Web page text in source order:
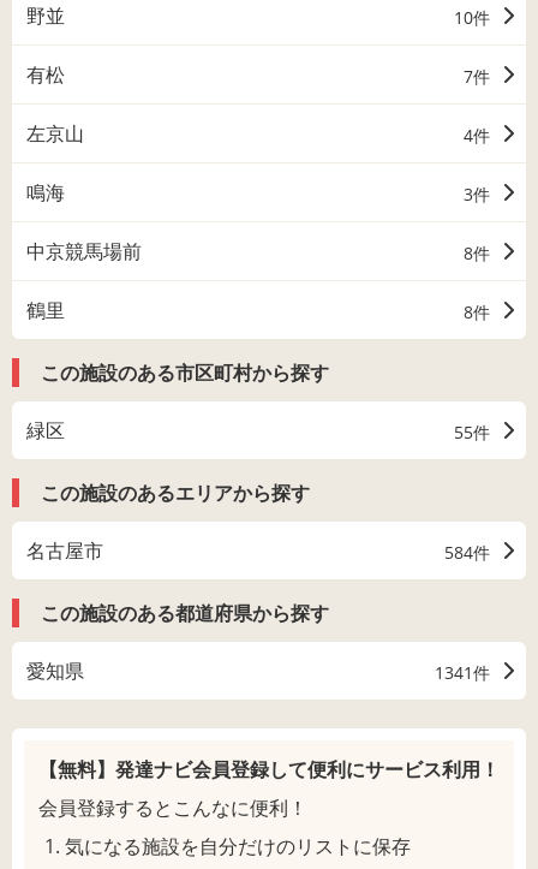
野並 10件
有松 7件
左京山 4件
鳴海 3件
中京競馬場前 8件
鶴里 8件
この施設のある市区町村から探す
緑区 55件
この施設のあるエリアから探す
名古屋市 584件
この施設のある都道府県から探す
愛知県 1341件
【無料】発達ナビ会員登録して便利にサービス利用！
会員登録するとこんなに便利！
気になる施設を自分だけのリストに保存